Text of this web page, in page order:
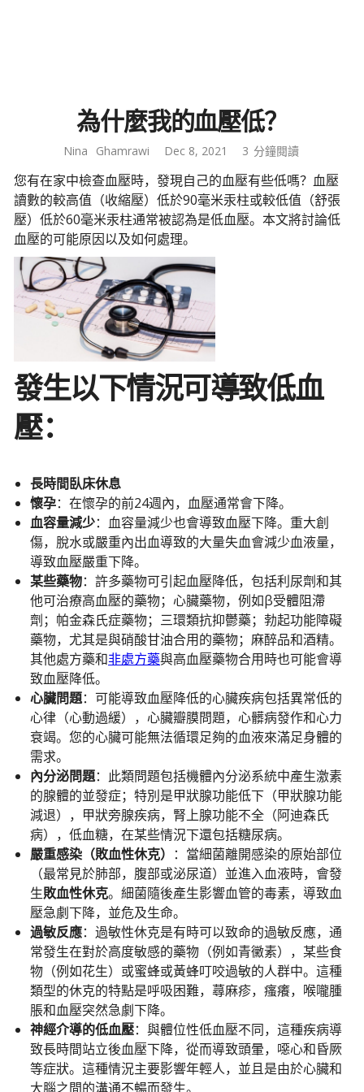
為什麼我的血壓低？
Nina Ghamrawi Dec 8, 2021 3 分鐘閱讀
您有在家中檢查血壓時，發現自己的血壓有些低嗎？血壓
讀數的較高值（收縮壓）低於90毫米汞柱或較低值（舒張
壓）低於60毫米汞柱通常被認為是低血壓。本文將討論低
血壓的可能原因以及如何處理。
發生以下情況可導致低血
壓：
長時間臥床休息
懷孕：在懷孕的前24週內，血壓通常會下降。
血容量減少：血容量減少也會導致血壓下降。重大創
傷，脫水或嚴重內出血導致的大量失血會減少血液量，
導致血壓嚴重下降。
某些藥物：許多藥物可引起血壓降低，包括利尿劑和其
他可治療高血壓的藥物；心臟藥物，例如β受體阻滯
劑；帕金森氏症藥物；三環類抗抑鬱藥；勃起功能障礙
藥物，尤其是與硝酸甘油合用的藥物；麻醉品和酒精。
其他處方藥和非處方藥與高血壓藥物合用時也可能會導
致血壓降低。
心臟問題：可能導致血壓降低的心臟疾病包括異常低的
心律（心動過緩），心臟瓣膜問題，心髒病發作和心力
衰竭。您的心臟可能無法循環足夠的血液來滿足身體的
需求。
內分泌問題：此類問題包括機體內分泌系統中產生激素
的腺體的並發症；特別是甲狀腺功能低下（甲狀腺功能
減退），甲狀旁腺疾病，腎上腺功能不全（阿迪森氏
病），低血糖，在某些情況下還包括糖尿病。
嚴重感染（敗血性休克） ：當細菌離開感染的原始部位
（最常見於肺部，腹部或泌尿道）並進入血液時，會發
生敗血性休克。細菌隨後產生影響血管的毒素，導致血
壓急劇下降，並危及生命。
過敏反應：過敏性休克是有時可以致命的過敏反應，通
常發生在對於高度敏感的藥物（例如青黴素），某些食
物（例如花生）或蜜蜂或黃蜂叮咬過敏的人群中。這種
類型的休克的特點是呼吸困難，蕁麻疹，瘙癢，喉嚨腫
脹和血壓突然急劇下降。
神經介導的低血壓：與體位性低血壓不同，這種疾病導
致長時間站立後血壓下降，從而導致頭暈，噁心和昏厥
等症狀。這種情況主要影響年輕人，並且是由於心臟和
大腦之間的溝通不暢而發生。